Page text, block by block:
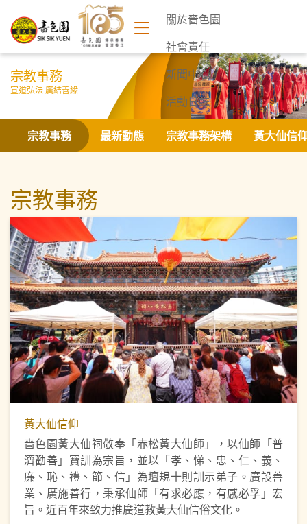
關於嗇色園
社會責任
新聞中心
活動日誌
聯絡我們
宗教事務
宣道弘法 廣結善緣
宗教事務 最新動態 宗教事務架構 黃大仙信
宗教事務
黃大仙信仰
嗇色園黃大仙祠敬奉「赤松黃大仙師」，以仙師「普
濟勸善」寶訓為宗旨，並以「孝、悌、忠、仁、義、
廉、恥、禮、節、信」為壇規十則訓示弟子。廣設善
業、廣施善行，秉承仙師「有求必應，有感必孚」宏
旨。近百年來致力推廣道教黃大仙信俗文化。